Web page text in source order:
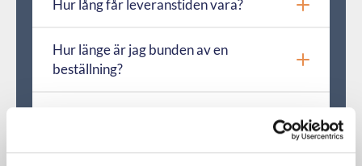
Hur lång får leveranstiden vara?
Hur länge är jag bunden av en
beställning?